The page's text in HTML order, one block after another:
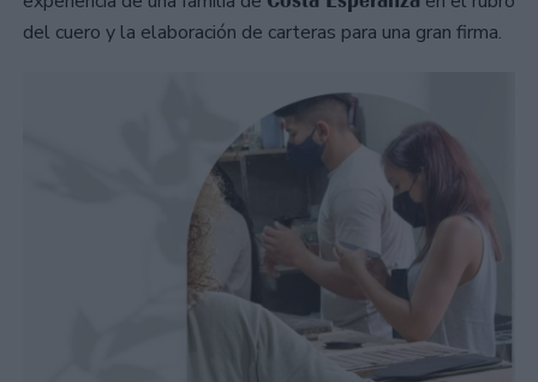
del cuero y la elaboración de carteras para una gran firma.